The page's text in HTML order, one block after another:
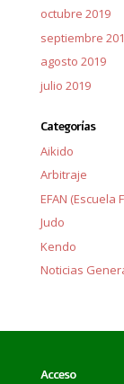
octubre 2019
septiembre
agosto 2019
julio 2019
Categorías
Aikido
Arbitraje
EFAN (Escuela
Judo
Kendo
Noticias
Acceso